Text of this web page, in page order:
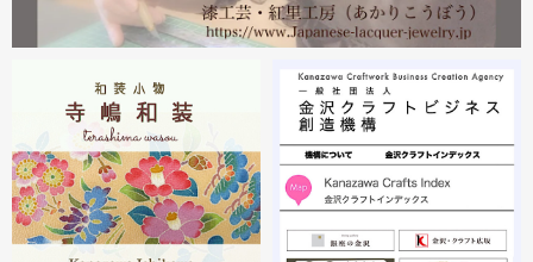
2月19日から23日まで 東京・上野の森美術館で開催中の
『第28回 日本の美術展』に出展しています。
2023.02
昨年初めからT-BASE銀座ギャラリーさんのご依頼で螺鈿
細工のソフビフィギュア装飾のお仕事させていただいてま
す。広面積への螺鈿細工や蒔絵となりますのでかなりの高
額品になりますがご好評のようで嬉しい限りです(^^)写真